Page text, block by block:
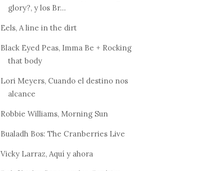
glory?, y los Br...
Eels, A line in the dirt
Black Eyed Peas, Imma Be + Rocking
that body
Lori Meyers, Cuando el destino nos
alcance
Robbie Williams, Morning Sun
Bualadh Bos: The Cranberries Live
Vicky Larraz, Aquí y ahora